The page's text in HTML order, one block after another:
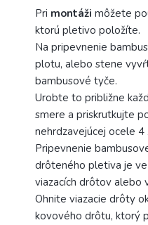
Pri montáži môžete
ktorú pletivo položíte.
Na pripevnenie
plotu, alebo stene
bambusové tyče.
Urobte to približne
smere a priskrutkujte
nehrdzavejúcej ocele 4
Pripevnenie
drôteného pletiva je
viazacích drôtov alebo
Ohnite viazacie drôty
kovového drôtu, ktorý